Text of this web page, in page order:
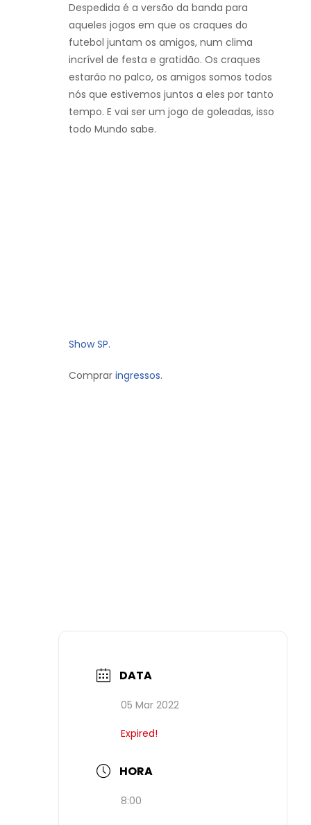
Despedida é a versão da banda para
aqueles jogos em que os craques do
futebol juntam os amigos, num clima
incrível de festa e gratidão. Os craques
estarão no palco, os amigos somos todos
nós que estivemos juntos a eles por tanto
tempo. E vai ser um jogo de goleadas, isso
todo Mundo sabe.
Show SP.
Comprar ingressos.
DATA
05 Mar 2022
Expired!
HORA
8:00